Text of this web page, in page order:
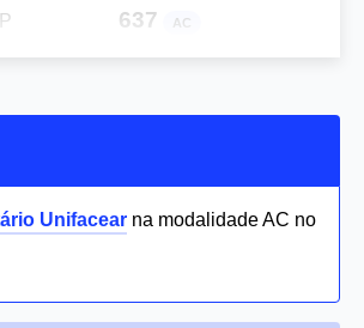
637 AC
Unifacear na modalidade AC no